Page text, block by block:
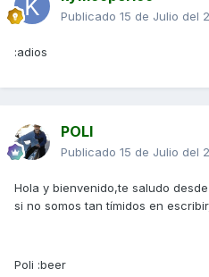
Publicado 15 de Julio del
:adios
POLI
Publicado 15 de Julio del
Hola y bienvenido,te saludo
si no somos tan tímidos en
Poli :beer